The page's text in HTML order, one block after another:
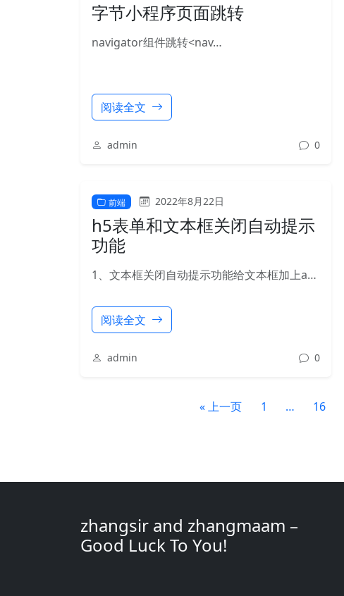
字节小程序页面跳转
navigator组件跳转<nav…
阅读全文
admin 0
前端 2022年8月22日
h5表单和文本框关闭自动提示
功能
1、文本框关闭自动提示功能给文本框加上a…
阅读全文
admin 0
« 上一页 1 … 16
zhangsir and zhangmaam –
Good Luck To You!